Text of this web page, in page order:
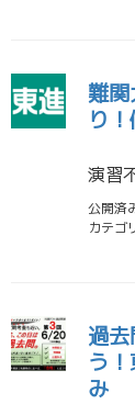
難
り
公開済
カテゴ
過
う
み